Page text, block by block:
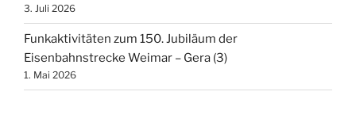
3. Juli 2026
Funkaktivitäten zum 150. Jubiläum der
Eisenbahnstrecke Weimar – Gera (3)
1. Mai 2026